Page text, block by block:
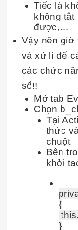
Tiếc là
không tắt
được,…
Vậy nên giờ
và xử lí để
các chức
sổ!!
Mở tab
Chọn
Tại
thức
chuột
Bên
khởi
{